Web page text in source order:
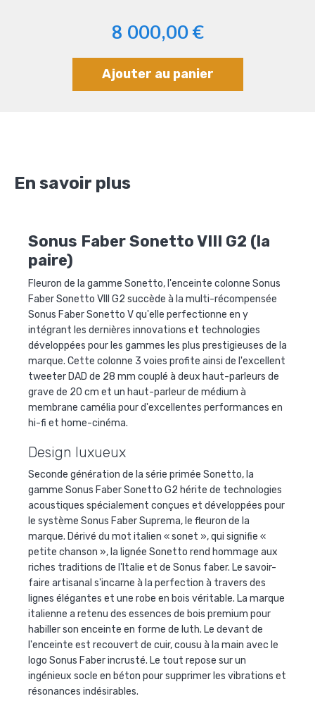
8 000,00 €
Ajouter au panier
En savoir plus
Sonus Faber Sonetto VIII G2 (la
paire)
Fleuron de la gamme Sonetto, l'enceinte colonne Sonus
Faber Sonetto VIII G2 succède à la multi-récompensée
Sonus Faber Sonetto V qu'elle perfectionne en y
intégrant les dernières innovations et technologies
développées pour les gammes les plus prestigieuses de la
marque. Cette colonne 3 voies profite ainsi de l'excellent
tweeter DAD de 28 mm couplé à deux haut-parleurs de
grave de 20 cm et un haut-parleur de médium à
membrane camélia pour d'excellentes performances en
hi-fi et home-cinéma.
Design luxueux
Seconde génération de la série primée Sonetto, la
gamme Sonus Faber Sonetto G2 hérite de technologies
acoustiques spécialement conçues et développées pour
le système Sonus Faber Suprema, le fleuron de la
marque. Dérivé du mot italien « sonet », qui signifie «
petite chanson », la lignée Sonetto rend hommage aux
riches traditions de l'Italie et de Sonus faber. Le savoir-
faire artisanal s'incarne à la perfection à travers des
lignes élégantes et une robe en bois véritable. La marque
italienne a retenu des essences de bois premium pour
habiller son enceinte en forme de luth. Le devant de
l'enceinte est recouvert de cuir, cousu à la main avec le
logo Sonus Faber incrusté. Le tout repose sur un
ingénieux socle en béton pour supprimer les vibrations et
résonances indésirables.